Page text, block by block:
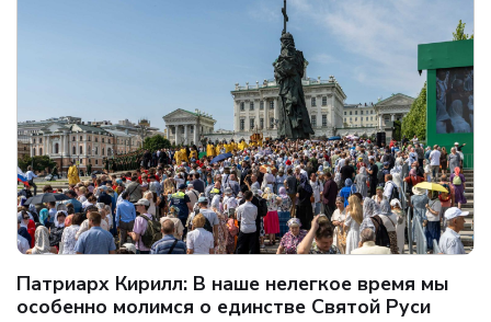
Патриарх Кирилл: В наше нелегкое время мы
особенно молимся о единстве Святой Руси